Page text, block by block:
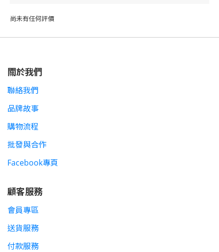
尚未有任何評價
關於我們
聯絡我們
品牌故事
購物流程
批發與合作
Facebook專頁
顧客服務
會員專區
送貨服務
付款服務